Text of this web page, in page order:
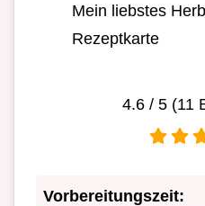
Mein liebstes
Rezeptkarte
4.6/ 5 (11
Vorbereitungszeit: